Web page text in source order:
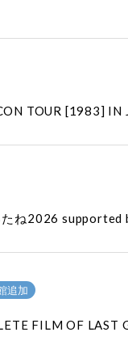
TOUR [1983]
たね2026
追加
FILM OF